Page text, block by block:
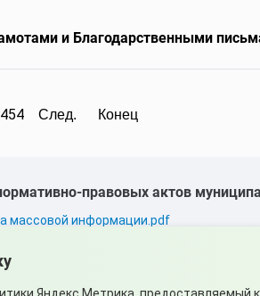
и Благодарственными
454 След. Конец
правовых актов
массовой информации.pdf